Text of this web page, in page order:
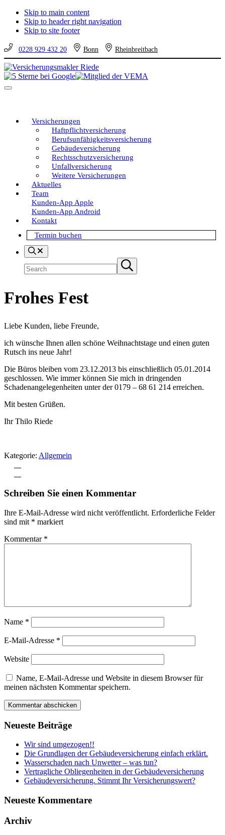
Skip to main content
Skip to header right navigation
Skip to site footer
0228 929 432 20 Bonn Rheinbreitbach
Versicherungsmakler
Riede
Versicherungen
vom
eine
Entscheidung!
Menu
Versicherungen
Haftpflichtversicherung
Berufsunfähigkeitsversicherung
Gebäudeversicherung
Rechtsschutzversicherung
Unfallversicherung
Weitere Versicherungen
Aktuelles
Team
Kunden-App Apple
Kunden-App Android
Kontakt
Termin buchen
Search
Submit
search
Frohes Fest
Liebe Kunden, liebe Freunde,
ich wünsche Ihnen allen schöne Weihnachtstage und einen guten
Rutsch ins neue Jahr!
Die Büros bleiben vom 23.12.2013 bis einschließlich 05.01.2014
geschlossen. Wie immer können Sie mich in dringenden
Schadenangelegenheiten unter der 0179 – 68 61 214 erreichen.
Mit besten Grüßen.
Ihr Thilo Riede
Kategorie: Allgemein
Interaktionen
Schreiben Sie einen Kommentar
Ihre E-Mail-Adresse wird nicht veröffentlicht. Erforderliche Felder
sind mit * markiert
Kommentar *
Name *
E-Mail-Adresse *
Website
Name, E-Mail-Adresse und Website in diesem Browser für
meinen nächsten Kommentar speichern.
Sidebar
Neueste Beiträge
Wir sind umgezogen!!
Die Grundlagen der Gebäudeversicherung einfach erklärt.
Wasserschaden nach Unwetter – was tun?
Vertragliche Obliegenheiten in der Gebäudeversicherung
Gebäudeversicherung. Stimmt Ihr Versicherungswert?
Neueste Kommentare
Archiv